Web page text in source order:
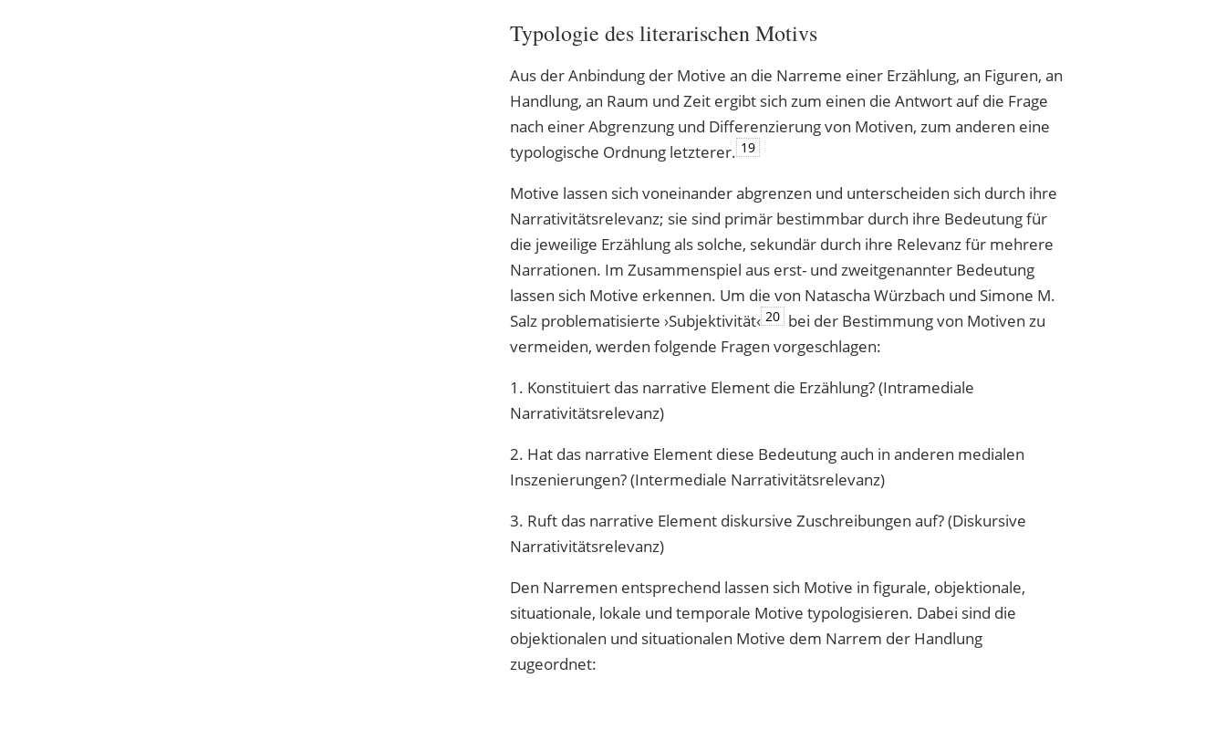
Typologie des literarischen Motivs
Aus der Anbindung der Motive an die Narreme einer Erzählung, an Figuren, an
Handlung, an Raum und Zeit ergibt sich zum einen die Antwort auf die Frage
nach einer Abgrenzung und Differenzierung von Motiven, zum anderen eine
typologische Ordnung letzterer. 19
Motive lassen sich voneinander abgrenzen und unterscheiden sich durch ihre
Narrativitätsrelevanz; sie sind primär bestimmbar durch ihre Bedeutung für
die jeweilige Erzählung als solche, sekundär durch ihre Relevanz für mehrere
Narrationen. Im Zusammenspiel aus erst- und zweitgenannter Bedeutung
lassen sich Motive erkennen. Um die von Natascha Würzbach und Simone M.
Salz problematisierte ›Subjektivität‹ 20 bei der Bestimmung von Motiven zu
vermeiden, werden folgende Fragen vorgeschlagen:
1. Konstituiert das narrative Element die Erzählung? (Intramediale
Narrativitätsrelevanz)
2. Hat das narrative Element diese Bedeutung auch in anderen medialen
Inszenierungen? (Intermediale Narrativitätsrelevanz)
3. Ruft das narrative Element diskursive Zuschreibungen auf? (Diskursive
Narrativitätsrelevanz)
Den Narremen entsprechend lassen sich Motive in figurale, objektionale,
situationale, lokale und temporale Motive typologisieren. Dabei sind die
objektionalen und situationalen Motive dem Narrem der Handlung
zugeordnet: